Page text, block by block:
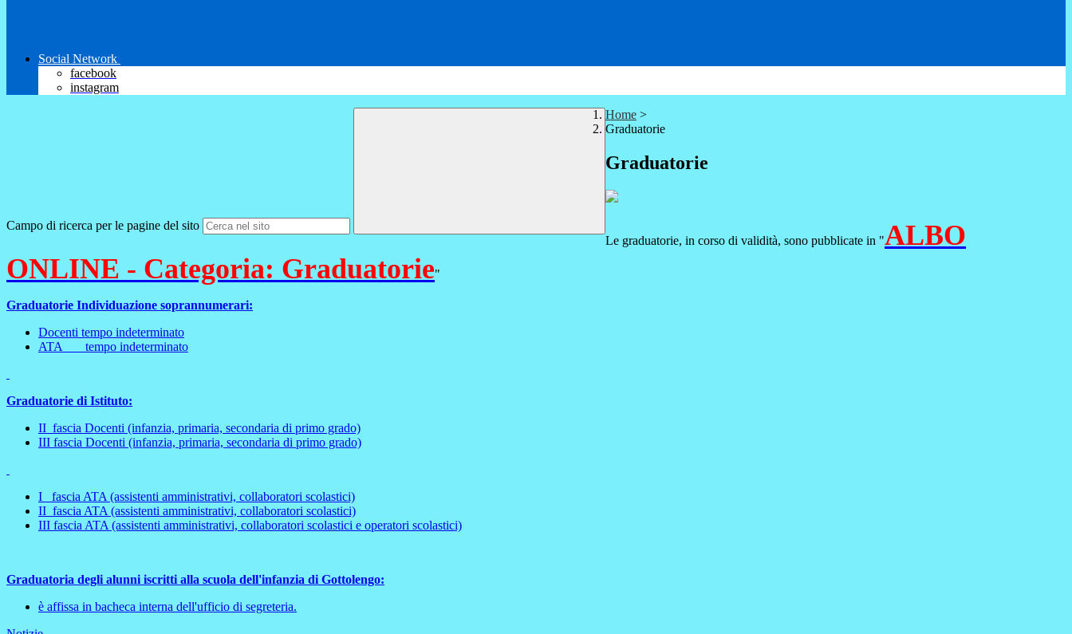
Social Network
facebook
instagram
Campo di ricerca per le pagine del sito
Home >
Graduatorie
Graduatorie
Le graduatorie, in corso di validità, sono pubblicate in "ALBO
ONLINE - Categoria: Graduatorie"
Graduatorie Individuazione soprannumerari:
Docenti tempo indeterminato
ATA tempo indeterminato
Graduatorie di Istituto:
II fascia Docenti (infanzia, primaria, secondaria di primo grado)
III fascia Docenti (infanzia, primaria, secondaria di primo grado)
I fascia ATA (assistenti amministrativi, collaboratori scolastici)
II fascia ATA (assistenti amministrativi, collaboratori scolastici)
III fascia ATA (assistenti amministrativi, collaboratori scolastici e operatori scolastici)
Graduatoria degli alunni iscritti alla scuola dell'infanzia di Gottolengo:
è affissa in bacheca interna dell'ufficio di segreteria.